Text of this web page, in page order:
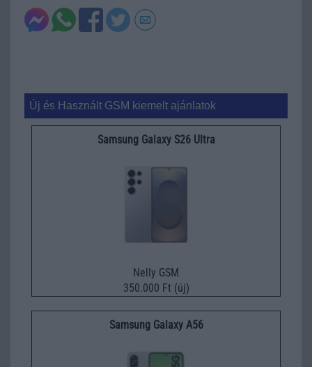
Új és Használt GSM kiemelt ajánlatok
Samsung Galaxy S26 Ultra
Nelly GSM
350.000 Ft (új)
Samsung Galaxy A56